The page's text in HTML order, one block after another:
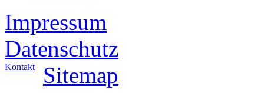
Impressum
Datenschutz
Kontakt Sitemap